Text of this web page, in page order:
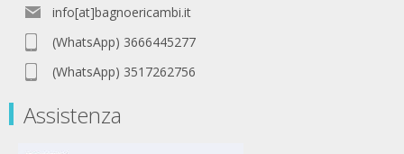
info[at]bagnoericambi.it
(WhatsApp) 3666445277
(WhatsApp) 3517262756
Assistenza